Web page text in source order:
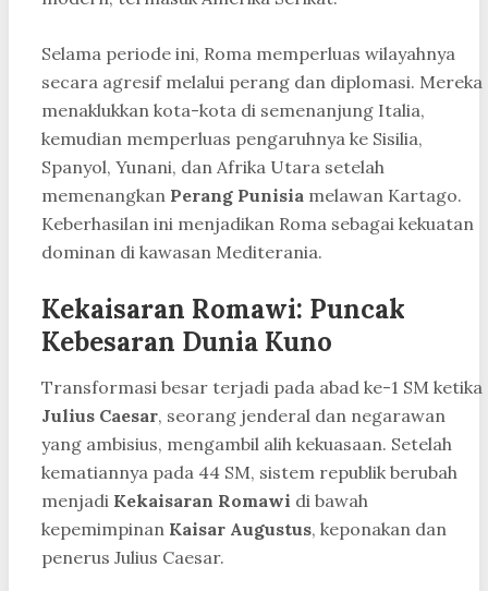
Selama periode ini, Roma memperluas wilayahnya
secara agresif melalui perang dan diplomasi. Mereka
menaklukkan kota-kota di semenanjung Italia,
kemudian memperluas pengaruhnya ke Sisilia,
Spanyol, Yunani, dan Afrika Utara setelah
memenangkan Perang Punisia melawan Kartago.
Keberhasilan ini menjadikan Roma sebagai kekuatan
dominan di kawasan Mediterania.
Kekaisaran Romawi: Puncak
Kebesaran Dunia Kuno
Transformasi besar terjadi pada abad ke-1 SM ketika
Julius Caesar, seorang jenderal dan negarawan
yang ambisius, mengambil alih kekuasaan. Setelah
kematiannya pada 44 SM, sistem republik berubah
menjadi Kekaisaran Romawi di bawah
kepemimpinan Kaisar Augustus, keponakan dan
penerus Julius Caesar.